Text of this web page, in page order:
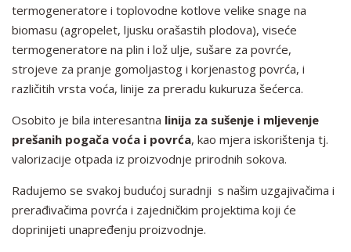
termogeneratore i toplovodne kotlove velike snage na
biomasu (agropelet, ljusku orašastih plodova), viseće
termogeneratore na plin i lož ulje, sušare za povrće,
strojeve za pranje gomoljastog i korjenastog povrća, i
različitih vrsta voća, linije za preradu kukuruza šećerca.
Osobito je bila interesantna linija za sušenje i mljevenje
prešanih pogača voća i povrća, kao mjera iskorištenja tj.
valorizacije otpada iz proizvodnje prirodnih sokova.
Radujemo se svakoj budućoj suradnji s našim uzgajivačima i
prerađivačima povrća i zajedničkim projektima koji će
doprinijeti unapređenju proizvodnje.